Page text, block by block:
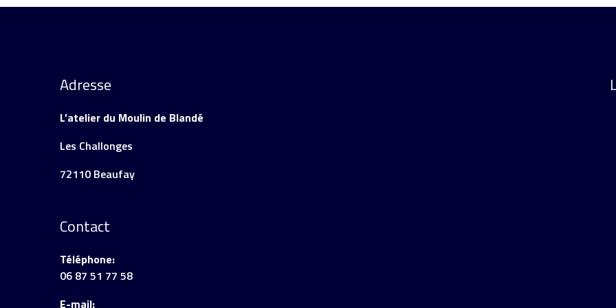
Adresse
L’atelier du Moulin de Blandé
Les Challonges
72110 Beaufay
Contact
Téléphone:
06 87 51 77 58
E-mail: